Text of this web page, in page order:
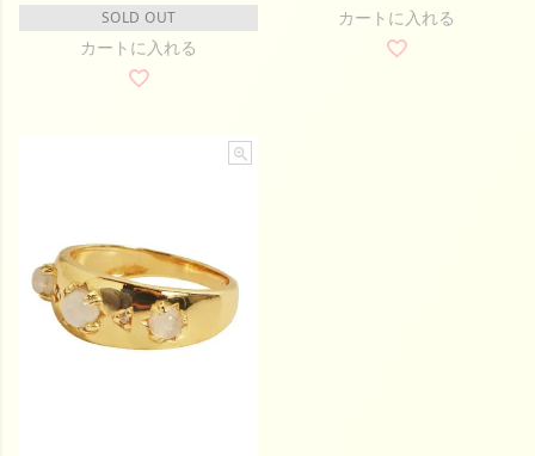
SOLD OUT
カートに入れる
カートに入れる